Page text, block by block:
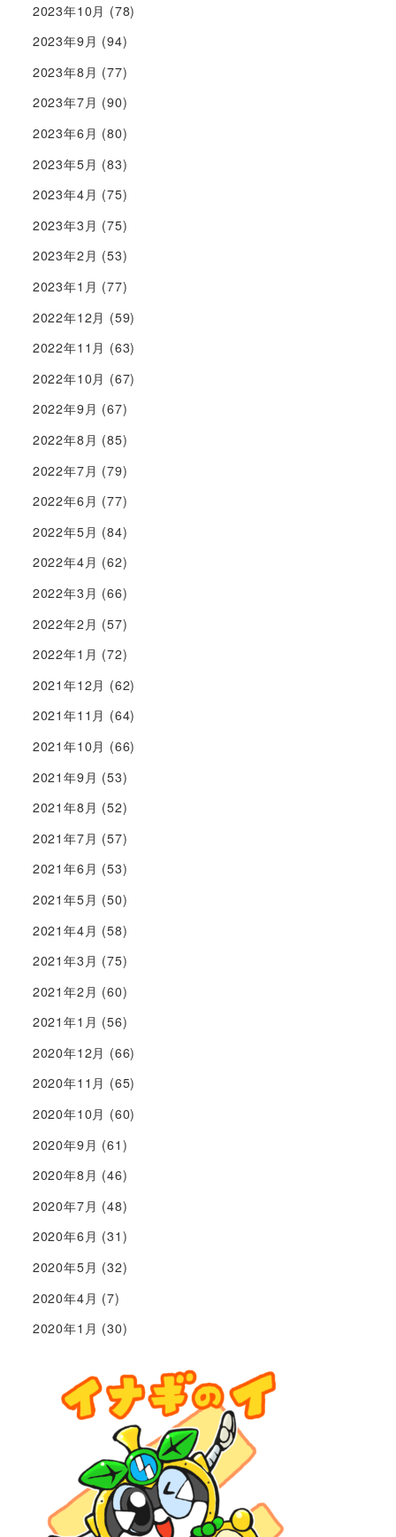
2023年10月 (78)
2023年9月 (94)
2023年8月 (77)
2023年7月 (90)
2023年6月 (80)
2023年5月 (83)
2023年4月 (75)
2023年3月 (75)
2023年2月 (53)
2023年1月 (77)
2022年12月 (59)
2022年11月 (63)
2022年10月 (67)
2022年9月 (67)
2022年8月 (85)
2022年7月 (79)
2022年6月 (77)
2022年5月 (84)
2022年4月 (62)
2022年3月 (66)
2022年2月 (57)
2022年1月 (72)
2021年12月 (62)
2021年11月 (64)
2021年10月 (66)
2021年9月 (53)
2021年8月 (52)
2021年7月 (57)
2021年6月 (53)
2021年5月 (50)
2021年4月 (58)
2021年3月 (75)
2021年2月 (60)
2021年1月 (56)
2020年12月 (66)
2020年11月 (65)
2020年10月 (60)
2020年9月 (61)
2020年8月 (46)
2020年7月 (48)
2020年6月 (31)
2020年5月 (32)
2020年4月 (7)
2020年1月 (30)